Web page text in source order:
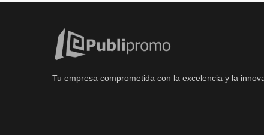
Tu empresa comprometida con la excelencia y la